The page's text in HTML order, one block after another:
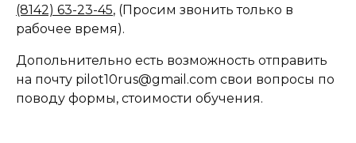
(8142) 63-23-45, (Просим звонить только в
рабочее время).
Допольнительно есть возможность отправить
на почту pilot10rus@gmail.com свои вопросы по
поводу формы, стоимости обучения.